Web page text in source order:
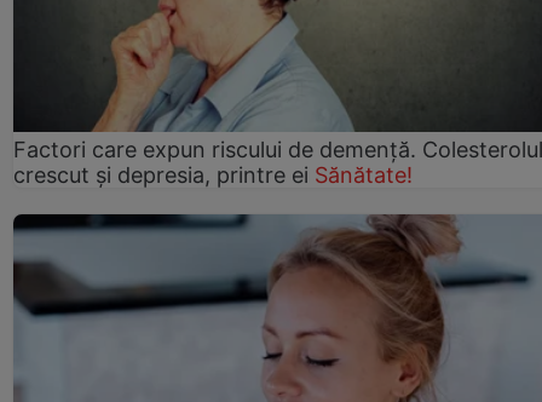
Factori care expun riscului de demență. Colesterolul
crescut şi depresia, printre ei Sănătate!